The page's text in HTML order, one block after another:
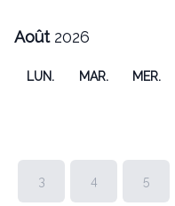
Août2026
LUN. MAR. MER.
3 4 5